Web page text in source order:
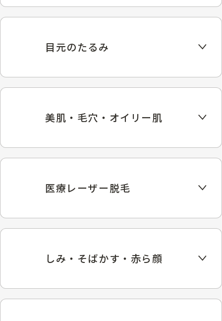
目元のたるみ
美肌・毛穴・オイリー肌
医療レーザー脱毛
しみ・そばかす・赤ら顔